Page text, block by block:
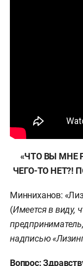
«ЧТО ВЫ МНЕ
ЧЕГО-ТО НЕТ?!
Минниханов:
(Имеется в виду,
надписью
Вопрос: